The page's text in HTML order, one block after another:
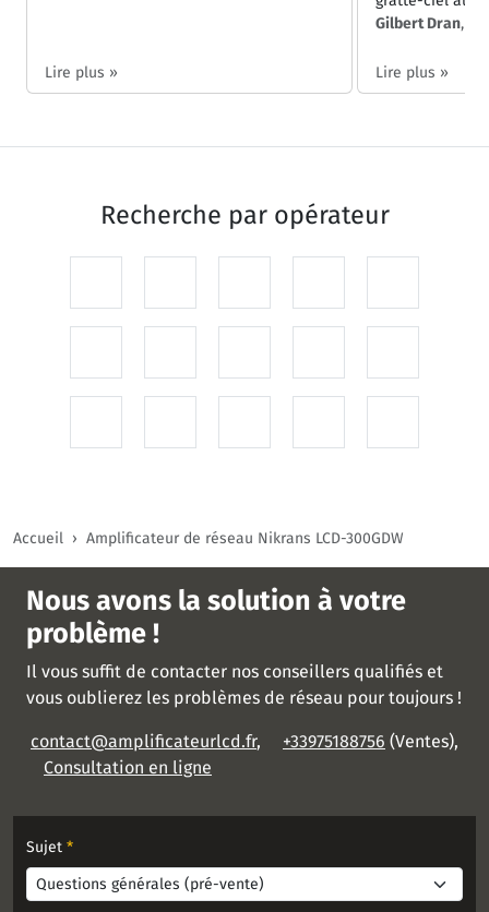
Lire plus »
Gilbert Dran,
Lire plus »
Recherche par opérateur
Accueil Amplificateur de réseau Nikrans LCD-300GDW
Nous avons la solution à votre
problème !
Il vous suffit de contacter nos conseillers qualifiés et
vous oublierez les problèmes de réseau pour toujours !
contact@amplificateurlcd.fr, +33975188756 (Ventes),
Consultation en ligne
Sujet *